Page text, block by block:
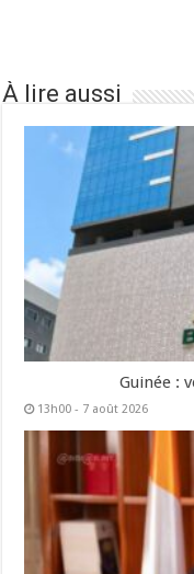
À lire aussi
Guinée :
13h00 - 7 août 2026